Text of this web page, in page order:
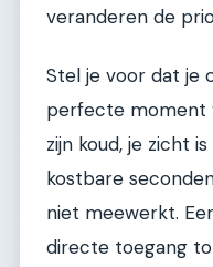
veranderen de
Stel je voor dat je
perfecte moment
zijn koud, je zicht
kostbare
niet meewerkt.
directe toegang